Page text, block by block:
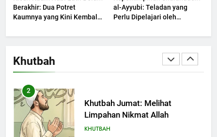
Berakhir: Dua Potret
Kaumnya yang Kini Kembali
al-Ayyubi: Teladan yang
Perlu Dipelajari oleh
(2)
Khutbah
Khutbah Jumat: Mengapa Orang
Dengki Tak Akan Pernah
2
Khutbah Jumat: Melihat
Limpahan Nikmat Allah
KHUTBAH